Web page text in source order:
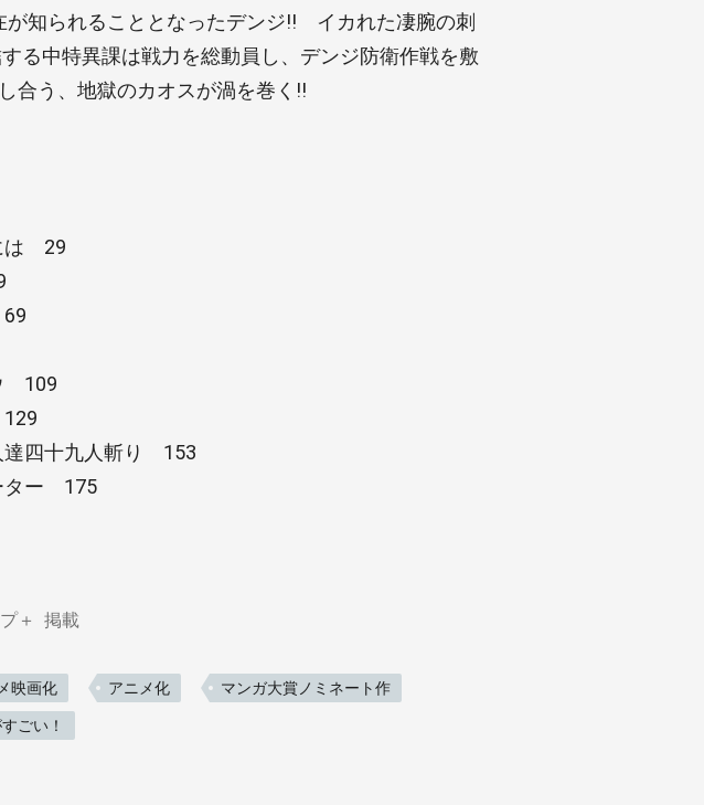
が知られることとなったデンジ!! イカれた凄腕の刺
る中特異課は戦力を総動員し、デンジ防衛作戦を敷
合う、地獄のカオスが渦を巻く!!
は 29
109
達四十九人斬り 153
ター 175
＋ 掲載
映画化 アニメ化 マンガ大賞ノミネート作
ごい！